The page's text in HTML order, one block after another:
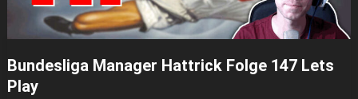
Bundesliga Manager Hattrick Folge 147 Lets
Play